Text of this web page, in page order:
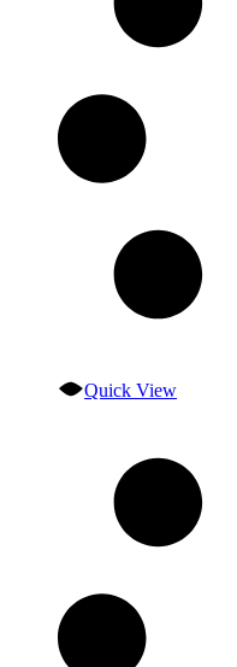
Quick View